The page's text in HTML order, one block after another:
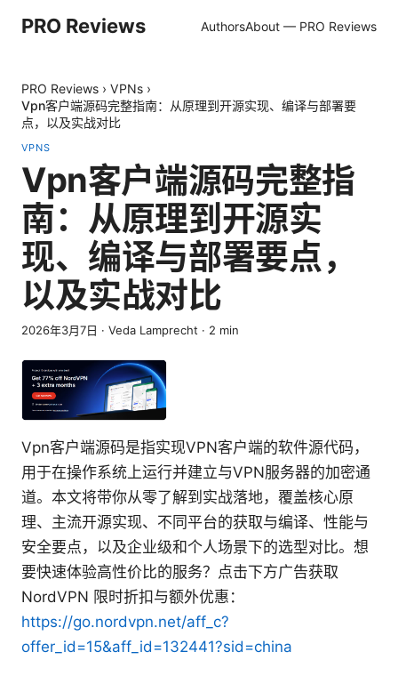
PRO Reviews AuthorsAbout — PRO Reviews
PRO Reviews › VPNs ›
Vpn客户端源码完整指南：从原理到开源实现、编译与部署要
点，以及实战对比
VPNS
Vpn客户端源码完整指
南：从原理到开源实
现、编译与部署要点，
以及实战对比
2026年3月7日 · Veda Lamprecht · 2 min
Vpn客户端源码是指实现VPN客户端的软件源代码，
用于在操作系统上运行并建立与VPN服务器的加密通
道。本文将带你从零了解到实战落地，覆盖核心原
理、主流开源实现、不同平台的获取与编译、性能与
安全要点，以及企业级和个人场景下的选型对比。想
要快速体验高性价比的服务？点击下方广告获取
NordVPN 限时折扣与额外优惠：
https://go.nordvpn.net/aff_c?
offer_id=15&aff_id=132441?sid=china